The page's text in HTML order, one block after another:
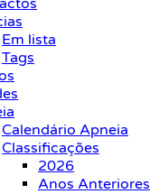
Em lista
Tags
Calendário Apneia
Classificações
2026
Anos Anteriores